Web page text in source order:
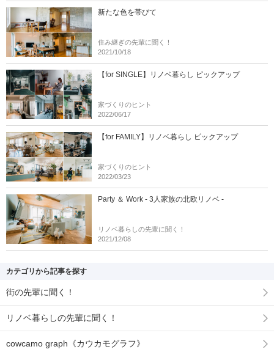
新たな色を帯びて
住み継ぎの先輩に聞く！
2021/10/18
【for SINGLE】リノベ暮らし ピックアップ
家づくりのヒント
2022/06/17
【for FAMILY】リノベ暮らし ピックアップ
家づくりのヒント
2022/03/23
Party ＆ Work - 3人家族の北欧リノベ -
リノベ暮らしの先輩に聞く！
2021/12/08
カテゴリから記事を探す
街の先輩に聞く！
リノベ暮らしの先輩に聞く！
cowcamo graph《カウカモグラフ》